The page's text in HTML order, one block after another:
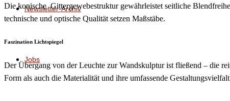
Newsletter-Archiv
Jobs
Die konische Gittergewebestruktur gewährleistet seitliche
technische und optische Qualität setzen Maßstäbe.
Faszination Lichtspiegel
Der Übergang von der Leuchte zur Wandskulptur ist fließend – die
Form als auch die Materialität und ihre umfassende